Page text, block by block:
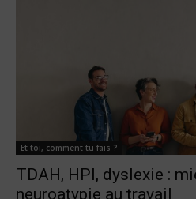
Et toi, comment tu fais ?
TDAH, HPI, dyslexie :
neuroatypie au travail